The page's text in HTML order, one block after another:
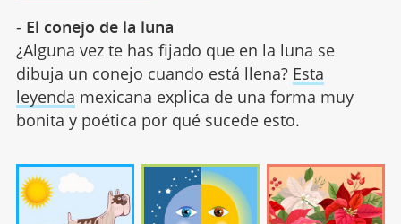
- El conejo de la luna
¿Alguna vez te has fijado que en la luna se
dibuja un conejo cuando está llena? Esta
leyenda mexicana explica de una forma muy
bonita y poética por qué sucede esto.